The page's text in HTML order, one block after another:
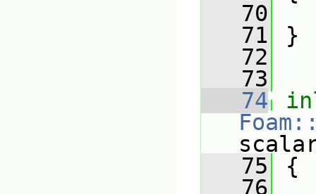
   70
   71
}
   72
   73
   74
   75
{
   76